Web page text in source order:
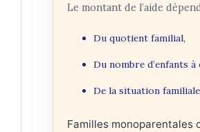
Le montant de l’aide
Du quotient familial,
Du nombre d’enfants à
De la situation
Familles monoparentales